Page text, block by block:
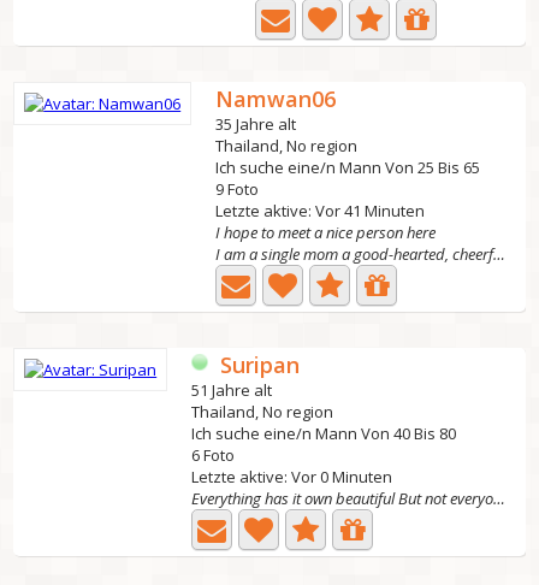
Namwan06
35 Jahre alt
Thailand, No region
Ich suche eine/n Mann Von 25 Bis 65
9 Foto
Letzte aktive: Vor 41 Minuten
I hope to meet a nice person here
I am a single mom a good-hearted, cheerful person like...
Suripan
51 Jahre alt
Thailand, No region
Ich suche eine/n Mann Von 40 Bis 80
6 Foto
Letzte aktive: Vor 0 Minuten
Everything has it own beautiful But not everyone can...